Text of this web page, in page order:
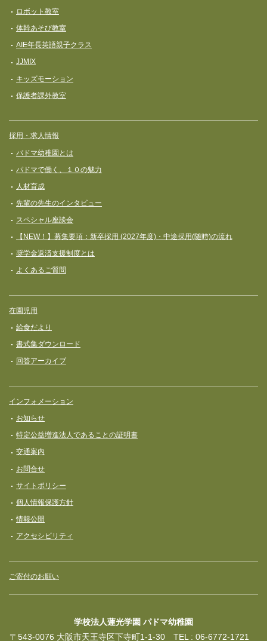
ロボット教室
体幹あそび教室
AIE年長英語親子クラス
JJMIX
キッズモーション
保護者課外教室
採用・求人情報
パドマ幼稚園とは
パドマで働く、１０の魅力
人材育成
先輩の先生のインタビュー
スペシャル座談会
【NEW！】募集要項：新卒採用 (2027年度)・中途採用(随時)の流れ
奨学⾦返済⽀援制度とは
よくあるご質問
在園児用
給食だより
書式集ダウンロード
回答アーカイブ
インフォメーション
お知らせ
特定公益増進法人であることの証明書
交通案内
お問合せ
サイトポリシー
個人情報保護方針
情報公開
アクセシビリティ
ご寄付のお願い
学校法人蓮光学園 パドマ幼稚園
〒543-0076 大阪市天王寺区下寺町1-1-30 TEL : 06-6772-1721